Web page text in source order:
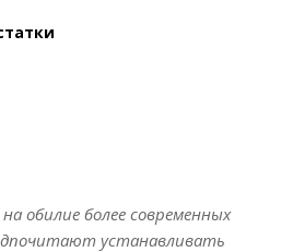
обилие более современных
устанавливать